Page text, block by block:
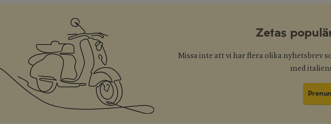
Zetas
Missa inte att vi har flera olika nyhetsbrev
med